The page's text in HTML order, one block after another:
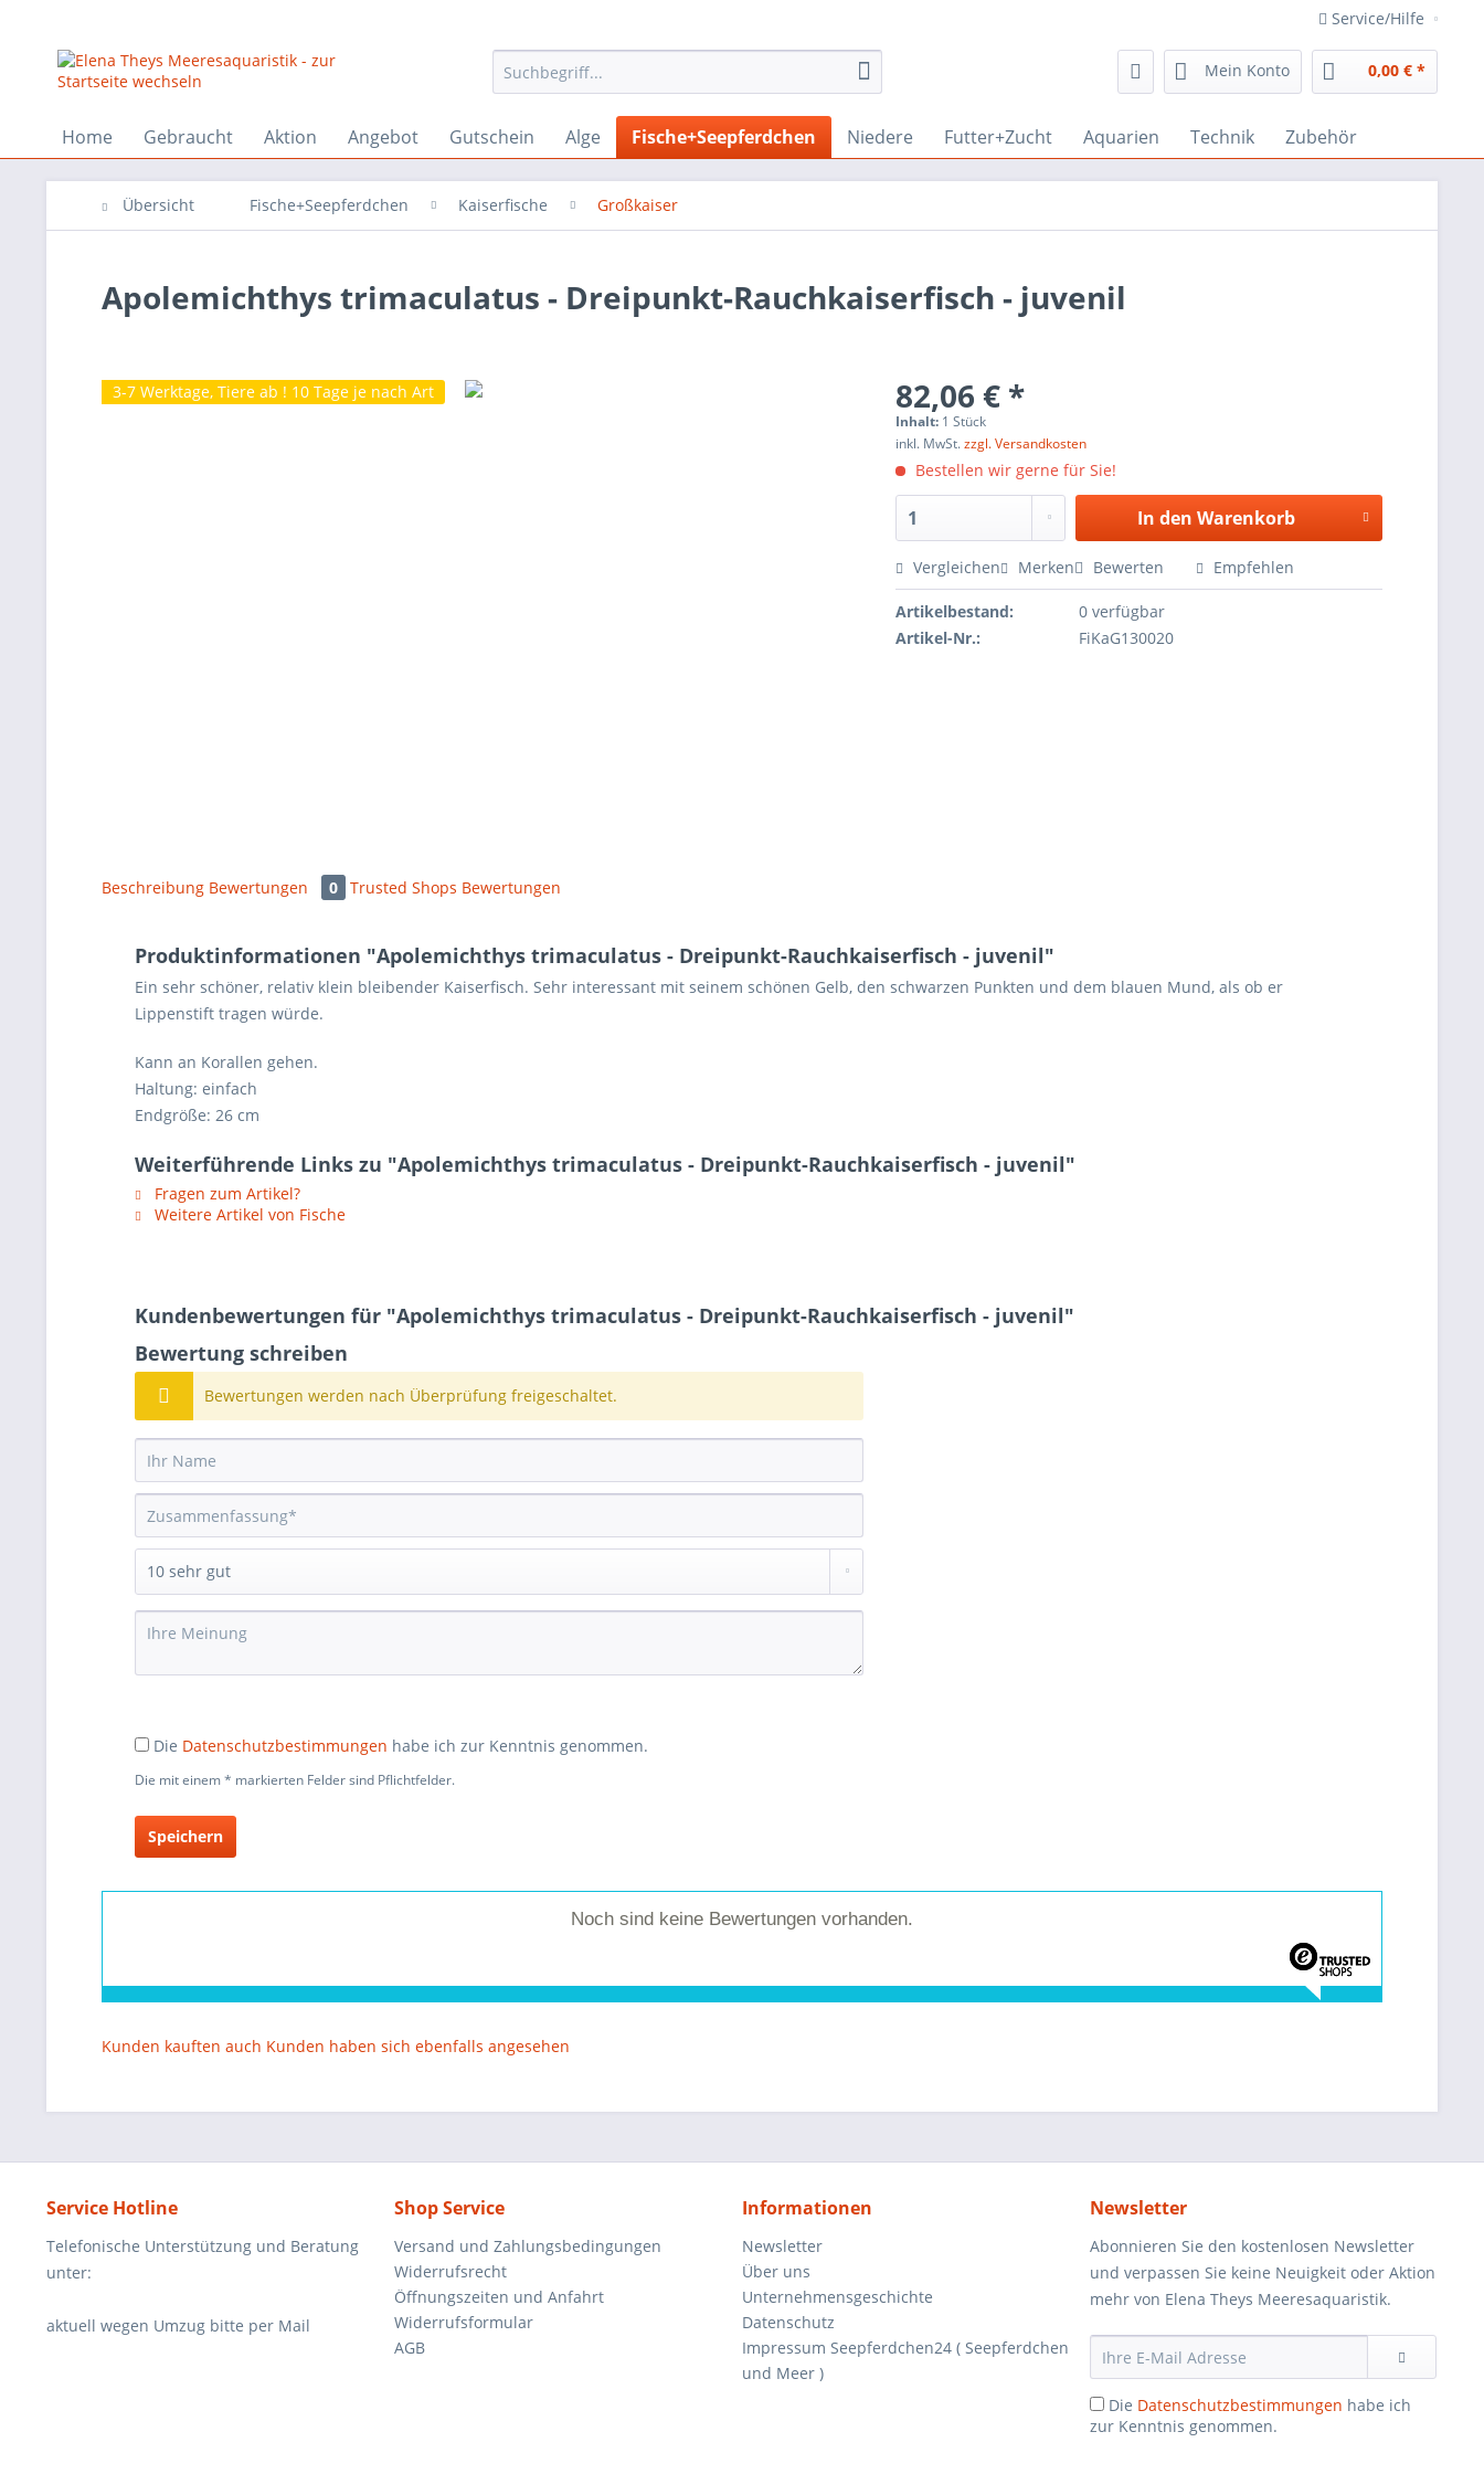
Service/Hilfe
Mein Konto 0,00 € *
Home Gebraucht Aktion Angebot Gutschein Alge Fische+Seepferdchen Niedere Futter+Zucht Aquarien Technik Zubehör
Übersicht Fische+Seepferdchen Kaiserfische Großkaiser
Apolemichthys trimaculatus - Dreipunkt-Rauchkaiserfisch - juvenil
3-7 Werktage, Tiere ab ! 10 Tage je nach Art 82,06 € *
Inhalt: 1 Stück
inkl. MwSt.zzgl. Versandkosten
Bestellen wir gerne für Sie!
In den Warenkorb
Vergleichen Merken Bewerten Empfehlen
Artikelbestand:
0 verfügbar
Artikel-Nr.:
FiKaG130020
Beschreibung Bewertungen 0 Trusted Shops Bewertungen
Produktinformationen "Apolemichthys trimaculatus - Dreipunkt-Rauchkaiserfisch - juvenil"
Ein sehr schöner, relativ klein bleibender Kaiserfisch. Sehr interessant mit seinem schönen Gelb, den schwarzen Punkten und dem blauen Mund, als ob er
Lippenstift tragen würde.
Kann an Korallen gehen.
Haltung: einfach
Endgröße: 26 cm
Weiterführende Links zu "Apolemichthys trimaculatus - Dreipunkt-Rauchkaiserfisch - juvenil"
Fragen zum Artikel?
Weitere Artikel von Fische
Kundenbewertungen für "Apolemichthys trimaculatus - Dreipunkt-Rauchkaiserfisch - juvenil"
Bewertung schreiben
Bewertungen werden nach Überprüfung freigeschaltet.
Die Datenschutzbestimmungen habe ich zur Kenntnis genommen.
Die mit einem * markierten Felder sind Pflichtfelder.
Speichern
Noch sind keine Bewertungen vorhanden.
Kunden kauften auch Kunden haben sich ebenfalls angesehen
Service Hotline
Telefonische Unterstützung und Beratung
unter:
aktuell wegen Umzug bitte per Mail
Shop Service
Versand und Zahlungsbedingungen
Widerrufsrecht
Öffnungszeiten und Anfahrt
Widerrufsformular
AGB
Informationen
Newsletter
Über uns
Unternehmensgeschichte
Datenschutz
Impressum Seepferdchen24 ( Seepferdchen
und Meer )
Newsletter
Abonnieren Sie den kostenlosen Newsletter
und verpassen Sie keine Neuigkeit oder Aktion
mehr von Elena Theys Meeresaquaristik.
Die Datenschutzbestimmungen habe ich
zur Kenntnis genommen.